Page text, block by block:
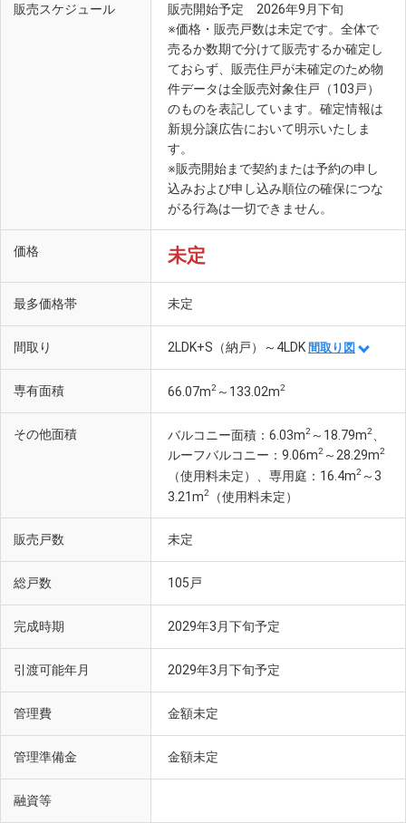
販売スケジュール
販売開始予定 2026年9月下旬
※価格・販売戸数は未定です。全体で
売るか数期で分けて販売するか確定し
ておらず、販売住戸が未確定のため物
件データは全販売対象住戸（103戸）
のものを表記しています。確定情報は
新規分譲広告において明示いたしま
す。
※販売開始まで契約または予約の申し
込みおよび申し込み順位の確保につな
がる行為は一切できません。
価格 未定
最多価格帯 未定
間取り 2LDK+S（納戸）～4LDK 間取り図
専有面積 66.07m2 ～133.02m2
その他面積 バルコニー面積：6.03m2 ～18.79m2
ルーフバルコニー：9.06m2 ～28.29m2
（使用料未定）、専用庭：16.4m2 ～3
3.21m2 （使用料未定）
販売戸数 未定
総戸数 105戸
完成時期 2029年3月下旬予定
引渡可能年月 2029年3月下旬予定
管理費 金額未定
管理準備金 金額未定
融資等